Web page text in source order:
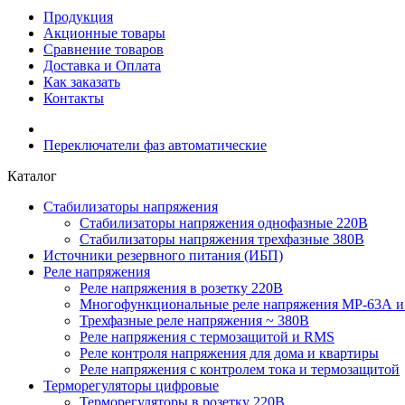
Продукция
Акционные товары
Сравнение товаров
Доставка и Оплата
Как заказать
Контакты
Переключатели фаз автоматические
Каталог
Стабилизаторы напряжения
Cтабилизаторы напряжения однофазные 220В
Стабилизаторы напряжения трехфазные 380В
Источники резервного питания (ИБП)
Реле напряжения
Реле напряжения в розетку 220В
Многофункциональные реле напряжения МР-63А
Трехфазные реле напряжения ~ 380В
Реле напряжения с термозащитой и RMS
Реле контроля напряжения для дома и квартиры
Реле напряжения с контролем тока и термозащитой
Терморегуляторы цифровые
Терморегуляторы в розетку 220В